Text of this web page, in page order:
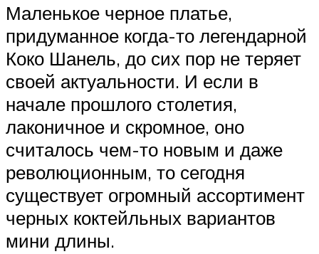
Маленькое черное платье,
придуманное когда-то легендарной
Коко Шанель, до сих пор не теряет
своей актуальности. И если в
начале прошлого столетия,
лаконичное и скромное, оно
считалось чем-то новым и даже
революционным, то сегодня
существует огромный ассортимент
черных коктейльных вариантов
мини длины.